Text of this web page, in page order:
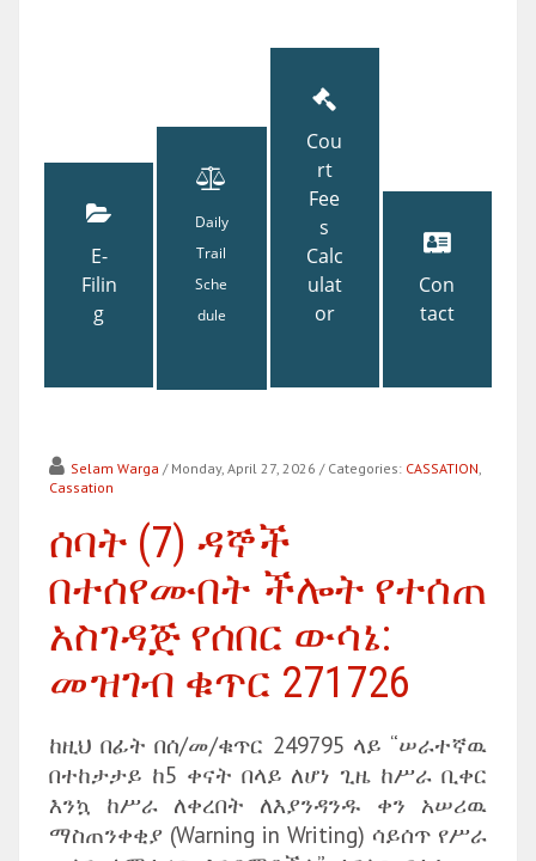
E-
Filin
g
Daily
Trail
Sche
dule
Cou
rt
Fee
s
Calc
ulat
or
Con
tact
Selam Warga / Monday, April 27, 2026 / Categories: CASSATION,
Cassation
ሰባት (7) ዳኞች
በተሰየሙበት ችሎት የተሰጠ
አስገዳጅ የሰበር ውሳኔ:
መዝገብ ቁጥር 271726
ከዚህ በፊት በሰ/መ/ቁጥር 249795 ላይ “ሠራተኛዉ
በተከታታይ ከ5 ቀናት በላይ ለሆነ ጊዜ ከሥራ ቢቀር
እንኳ ከሥራ ለቀረበት ለእያንዳንዱ ቀን አሠሪዉ
ማስጠንቀቂያ (Warning in Writing) ሳይሰጥ የሥራ